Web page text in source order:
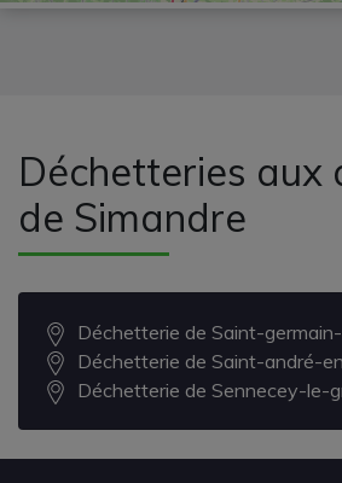
Déchetteries aux
de Simandre
Déchetterie de Saint-
Déchetterie de Saint-andré-
Déchetterie de Sennecey-le-